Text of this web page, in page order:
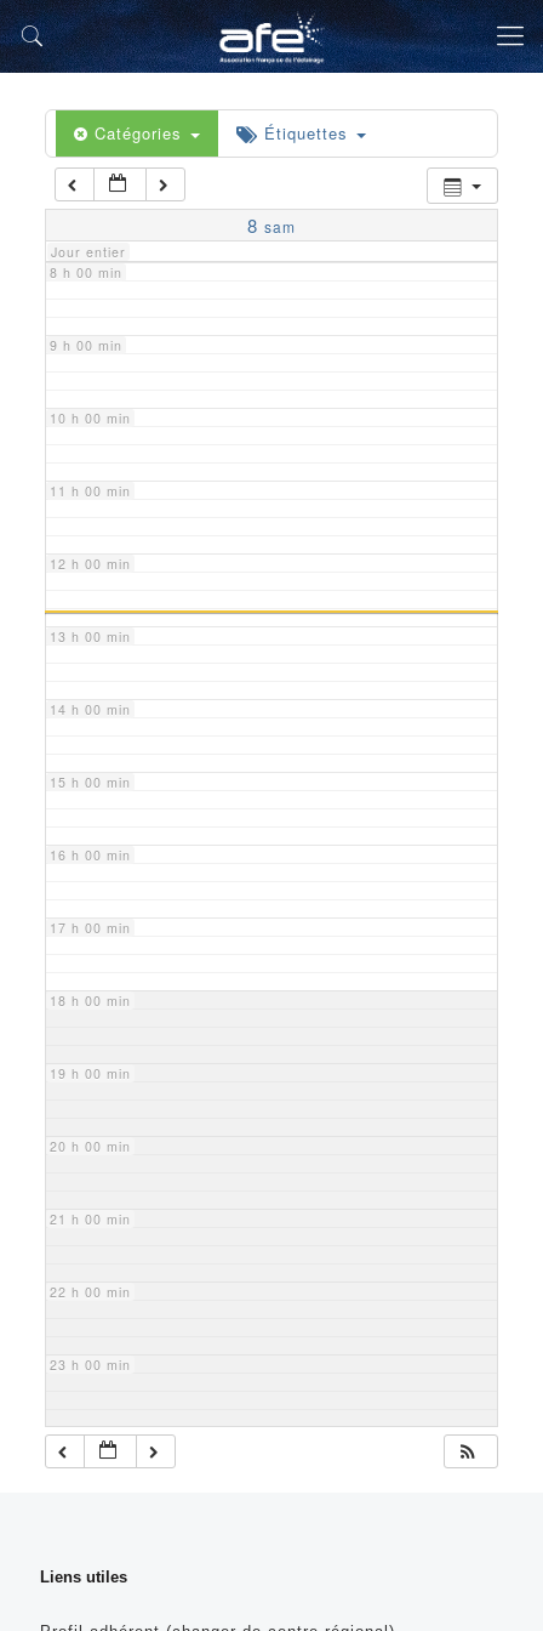
Catégories Étiquettes
8 sam
Jour entier
5 h 00 min
6 h 00 min
7 h 00 min
8 h 00 min
9 h 00 min
10 h 00 min
11 h 00 min
12 h 00 min
13 h 00 min
14 h 00 min
15 h 00 min
16 h 00 min
17 h 00 min
18 h 00 min
19 h 00 min
20 h 00 min
21 h 00 min
22 h 00 min
23 h 00 min
Liens utiles